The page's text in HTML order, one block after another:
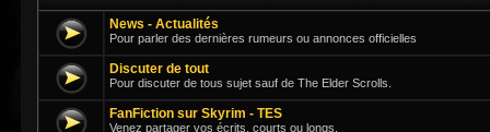
News - Actualités
Pour parler des dernières rumeurs ou annonces officielles
Discuter de tout
Pour discuter de tous sujet sauf de The Elder Scrolls.
FanFiction sur Skyrim - TES
Venez partager vos écrits, courts ou longs.